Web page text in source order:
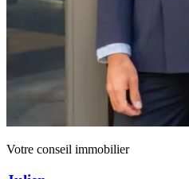
Votre conseil immobilier